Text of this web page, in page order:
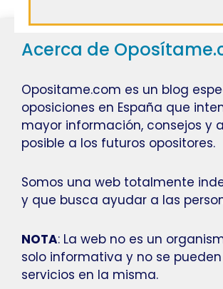
Acerca de
Opositame.com es un blog
oposiciones en España que
mayor información, consejos y
posible a los futuros opositores.
Somos una web totalmente
y que busca ayudar a las
NOTA: La web no es un
solo informativa y no se
servicios en la misma.